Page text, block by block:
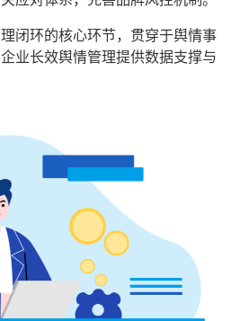
闭环的核心环节，贯穿于舆情事
业长效舆情管理提供数据支撑与